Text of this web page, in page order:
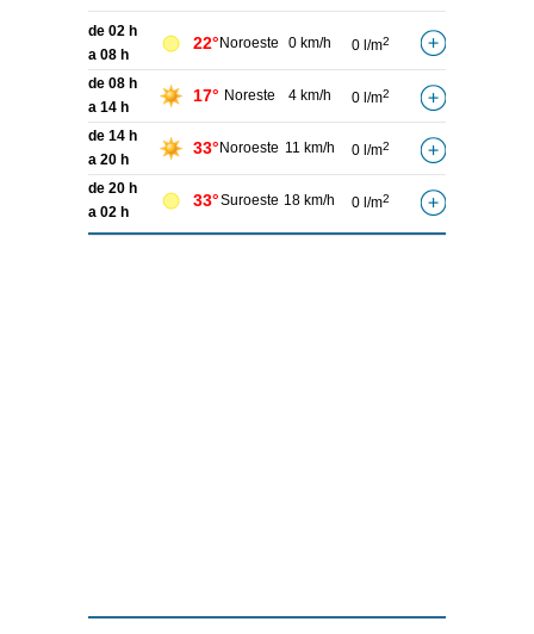
de 02 h
a 08 h
22° Noroeste 0 km/h 0 l/m2
de 08 h
a 14 h
17° Noreste 4 km/h 0 l/m2
de 14 h
a 20 h
33° Noroeste 11 km/h 0 l/m2
de 20 h
a 02 h
33°Suroeste 18 km/h 0 l/m2